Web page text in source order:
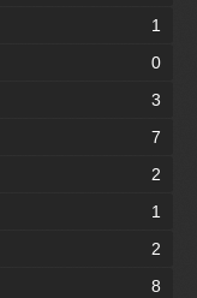
1
0
3
7
2
1
2
8